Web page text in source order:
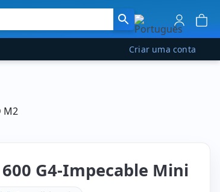
Criar uma conta
M2
G4-Impecable Mini